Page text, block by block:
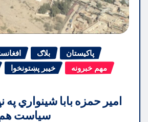
بلاګ
پاکیستان
خیبر پښتونخوا
مهم خبرونه
امیر حمزه بابا شینواري په
سیاست هم